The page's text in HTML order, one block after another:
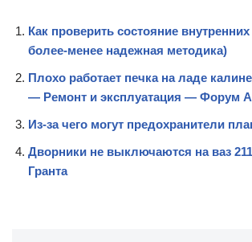
Как проверить состояние
более-менее надежная методика)
Плохо работает печка на ладе
— Ремонт и эксплуатация — Форум
Из-за чего могут предохранители
Дворники не выключаются на ваз
Гранта